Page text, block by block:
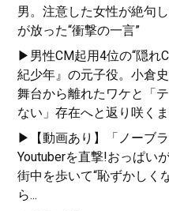
男。注意した女性が絶句
が放った“衝撃の一言”
▶男性CM起用4位の“隠れ
紀少年』の元子役。小倉
舞台から離れたワケと「
ない」存在へと返り咲く
▶【動画あり】「ノーブ
Youtuberを直撃!おっぱい
街中を歩いて“恥ずかしく
ら...